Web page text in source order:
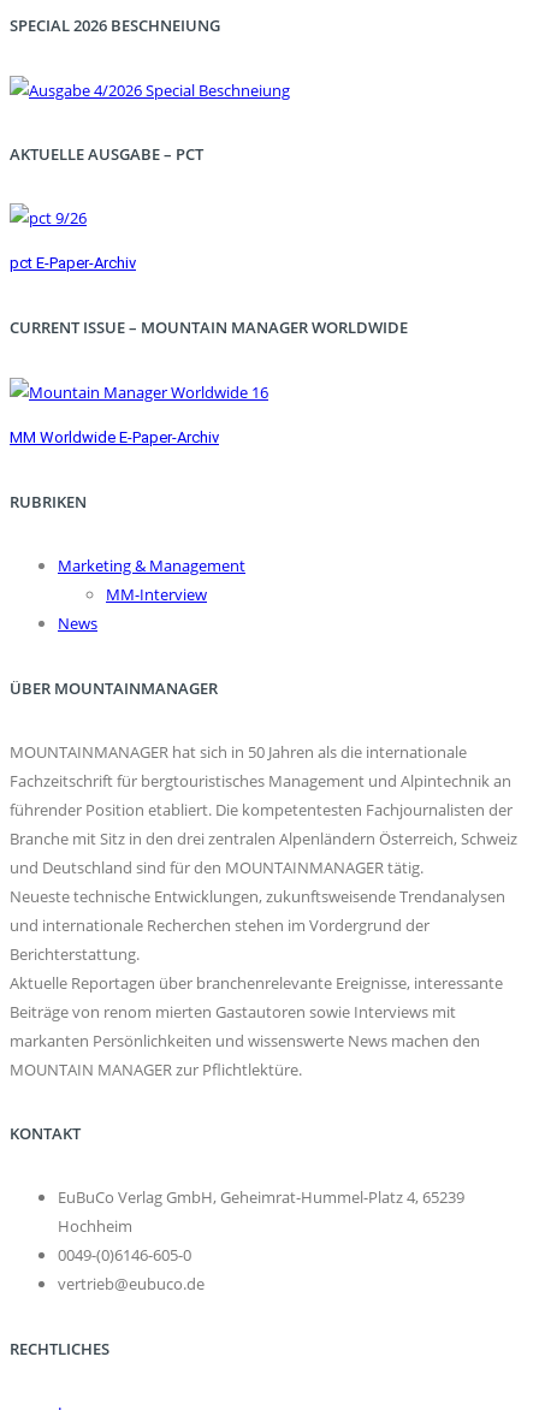
SPECIAL 2026 BESCHNEIUNG
AKTUELLE AUSGABE – PCT
pct E-Paper-Archiv
CURRENT ISSUE – MOUNTAIN MANAGER WORLDWIDE
MM Worldwide E-Paper-Archiv
RUBRIKEN
Marketing & Management
MM-Interview
News
ÜBER MOUNTAINMANAGER
MOUNTAINMANAGER hat sich in 50 Jahren als die internationale
Fachzeitschrift für bergtouristisches Management und Alpintechnik an
führender Position etabliert. Die kompetentesten Fachjournalisten der
Branche mit Sitz in den drei zentralen Alpenländern Österreich, Schweiz
und Deutschland sind für den MOUNTAINMANAGER tätig.
Neueste technische Entwicklungen, zukunftsweisende Trendanalysen
und internationale Recherchen stehen im Vordergrund der
Berichterstattung.
Aktuelle Reportagen über branchenrelevante Ereignisse, interessante
Beiträge von renom mierten Gastautoren sowie Interviews mit
markanten Persönlichkeiten und wissenswerte News machen den
MOUNTAIN MANAGER zur Pflichtlektüre.
KONTAKT
EuBuCo Verlag GmbH, Geheimrat-Hummel-Platz 4, 65239
Hochheim
0049-(0)6146-605-0
vertrieb@eubuco.de
RECHTLICHES